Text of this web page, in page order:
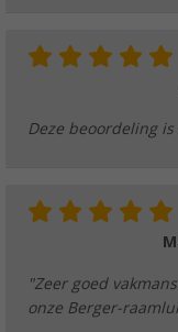
Deze beoordeling
"Zeer goed
onze Berger-